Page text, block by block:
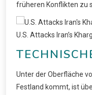
früheren Konflikten zu
U.S. Attacks Iran’s
Unter der Oberfläche
Festland kommt, ist